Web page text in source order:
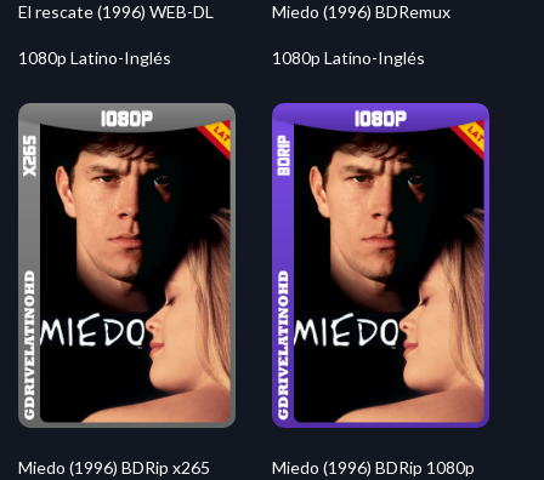
El rescate (1996) WEB-DL
1080p Latino-Inglés
Miedo (1996) BDRemux
1080p Latino-Inglés
Miedo (1996) BDRip x265 Miedo (1996) BDRip 1080p